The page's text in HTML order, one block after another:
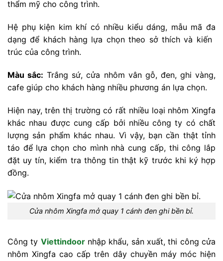
thẩm mỹ cho công trình.
Hệ phụ kiện kim khí có nhiều kiểu dáng, mẫu mã đa
dạng để khách hàng lựa chọn theo sở thích và kiến ​​
trúc của công trình.
Màu sắc: Trắng sứ, cửa nhôm vân gỗ, đen, ghi vàng,
cafe giúp cho khách hàng nhiều phương án lựa chọn.
Hiện nay, trên thị trường có rất nhiều loại nhôm Xingfa
khác nhau được cung cấp bởi nhiều công ty có chất
lượng sản phẩm khác nhau. Vì vậy, bạn cần thật tỉnh
táo để lựa chọn cho mình nhà cung cấp, thi công lắp
đặt uy tín, kiểm tra thông tin thật kỹ trước khi ký hợp
đồng.
Cửa nhôm Xingfa mở quay 1 cánh đen ghi bền bỉ.
Công ty Viettindoornhập khẩu, sản xuất, thi công cửa
nhôm Xingfa cao cấp trên dây chuyền máy móc hiện